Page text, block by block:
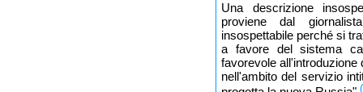
Una descrizione
proviene dal
insospettabile perché si
a favore del sistema
favorevole
nell'ambito del servizio